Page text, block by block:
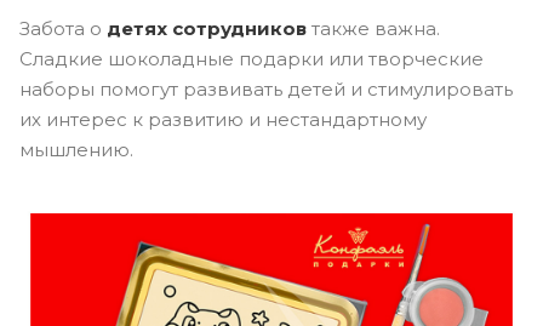
Забота о детях сотрудников также важна.
Сладкие шоколадные подарки или творческие
наборы помогут развивать детей и стимулировать
их интерес к развитию и нестандартному
мышлению.